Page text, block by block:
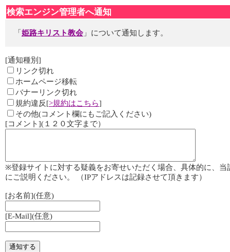
検索エンジン管理者へ通知
「 姫路キリスト教会 」について通知します。
[通知種別]
リンク切れ
ホームページ移転
バナーリンク切れ
規約違反[>規約はこちら]
その他(コメント欄にもご記入ください)
[コメント](１２０文字まで）
※登録サイトに対する疑義をお寄せいただく場合、具体的に、
にご説明ください。 （IPアドレスは記録させて頂きます）
[お名前](任意)
[E-Mail](任意)